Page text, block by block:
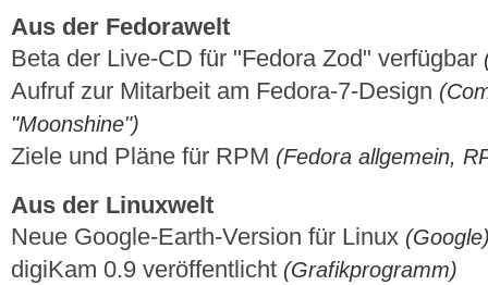
Aus der Fedorawelt
Beta der Live-CD für "Fedora Zod" verfügbar
Aufruf zur Mitarbeit am Fedora-7-Design
"Moonshine")
Ziele und Pläne für RPM (Fedora allgemein,
Aus der Linuxwelt
Neue Google-Earth-Version für Linux
digiKam 0.9 veröffentlicht (Grafikprogramm)